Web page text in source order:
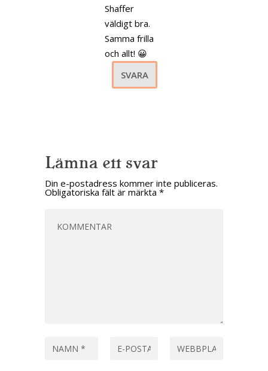
Shaffer
väldigt bra.
Samma frilla
och allt! 😀
SVARA
Lämna ett svar
Din e-postadress kommer inte publiceras.
Obligatoriska fält är märkta *